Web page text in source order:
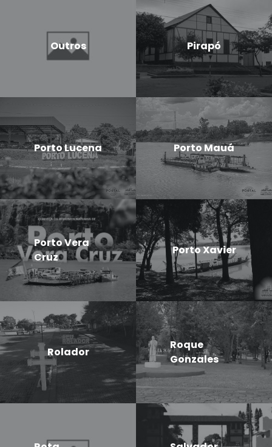
Outros Pirapó
Porto Lucena Porto Mauá
Porto Vera
Cruz
Porto Xavier
Rolador
Roque
Gonzales